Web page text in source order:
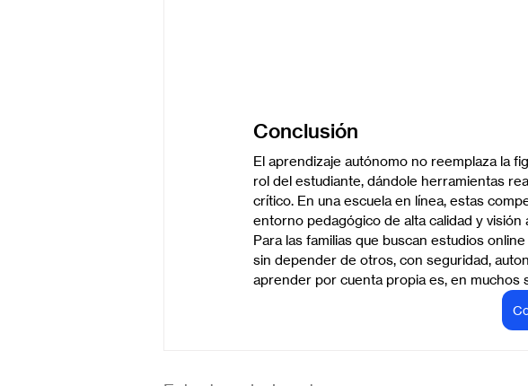
Conclusión
El aprendizaje autónomo no reemplaza la
rol del estudiante, dándole herramientas
crítico. En una escuela en línea, estas
entorno pedagógico de alta calidad y visión
Para las familias que buscan estudios
sin depender de otros, con seguridad,
aprender por cuenta propia es, en muchos